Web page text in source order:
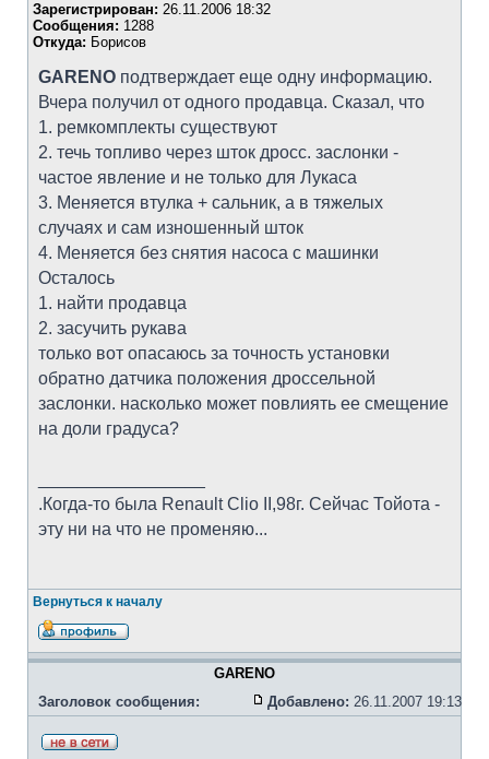
Зарегистрирован: 26.11.2006 18:32
Сообщения: 1288
Откуда: Борисов
GARENO подтверждает еще одну информацию.
Вчера получил от одного продавца. Сказал, что
1. ремкомплекты существуют
2. течь топливо через шток дросс. заслонки -
частое явление и не только для Лукаса
3. Меняется втулка + сальник, а в тяжелых
случаях и сам изношенный шток
4. Меняется без снятия насоса с машинки
Осталось
1. найти продавца
2. засучить рукава
только вот опасаюсь за точность установки
обратно датчика положения дроссельной
заслонки. насколько может повлиять ее смещение
на доли градуса?
.Когда-то была Renault Clio II,98г. Сейчас Тойота -
эту ни на что не променяю...
Вернуться к началу
GARENO
Заголовок сообщения:
Добавлено: 26.11.2007 19:13